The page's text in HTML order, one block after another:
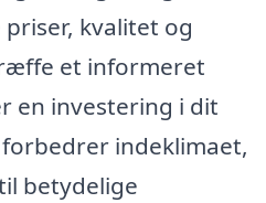
kvalitet og
et informeret
en investering i dit
indeklimaet,
betydelige